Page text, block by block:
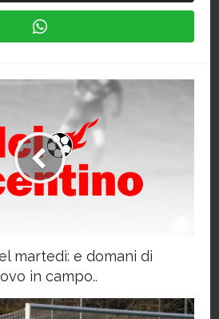
martedì: e domani di
in campo..